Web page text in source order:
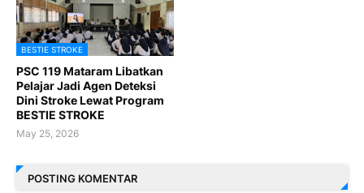
BESTIE STROKE
PSC 119 Mataram Libatkan
Pelajar Jadi Agen Deteksi
Dini Stroke Lewat Program
BESTIE STROKE
May 25, 2026
POSTING KOMENTAR